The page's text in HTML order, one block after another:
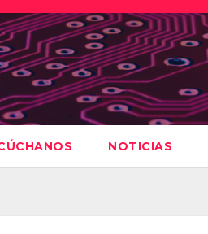
NOTICIAS